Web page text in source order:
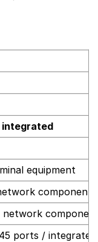
equipment
ports / integrated